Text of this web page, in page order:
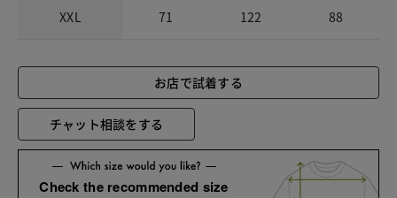
XXL 71 122 88
お店で試着する
チャット相談をする
Check the recommended size